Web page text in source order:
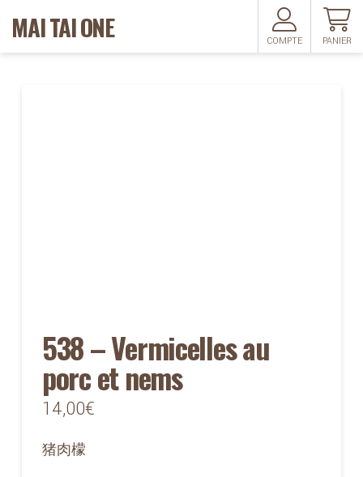
MAI TAI ONE COMPTE PANIER
538 – Vermicelles au
porc et nems
14,00€
猪肉檬